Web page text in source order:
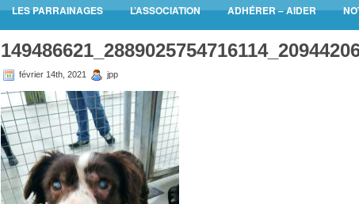
LES PARRAINAGES L’ASSOCIATION ADHÉRER – AIDER
février 14th, 2021 jpp